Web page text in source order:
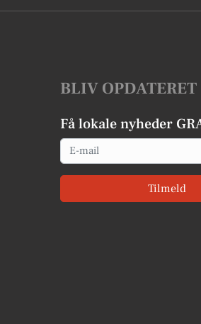
BLIV OPDATERET
Få lokale nyheder
Email
Tilmeld